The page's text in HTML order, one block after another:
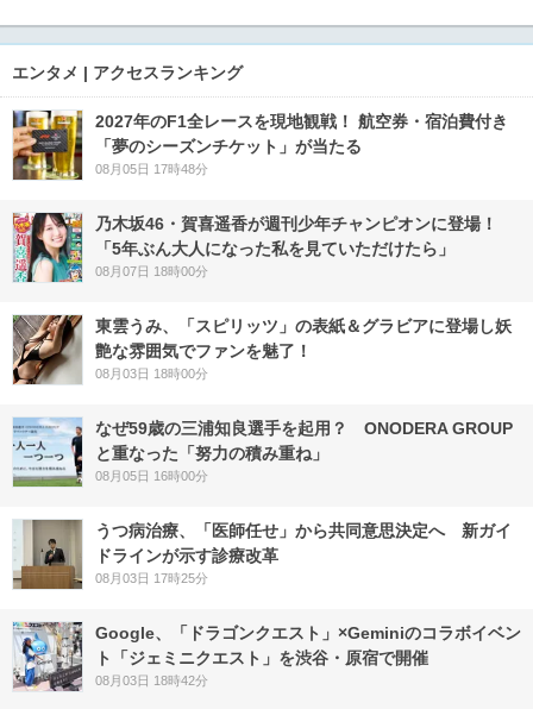
エンタメ | アクセスランキング
2027年のF1全レースを現地観戦！ 航空券・宿泊費付き
「夢のシーズンチケット」が当たる
08月05日 17時48分
乃木坂46・賀喜遥香が週刊少年チャンピオンに登場！
「5年ぶん大人になった私を見ていただけたら」
08月07日 18時00分
東雲うみ、「スピリッツ」の表紙＆グラビアに登場し妖
艶な雰囲気でファンを魅了！
08月03日 18時00分
なぜ59歳の三浦知良選手を起用？ ONODERA GROUP
と重なった「努力の積み重ね」
08月05日 16時00分
うつ病治療、「医師任せ」から共同意思決定へ 新ガイ
ドラインが示す診療改革
08月03日 17時25分
Google、「ドラゴンクエスト」×Geminiのコラボイベン
ト「ジェミニクエスト」を渋谷・原宿で開催
08月03日 18時42分